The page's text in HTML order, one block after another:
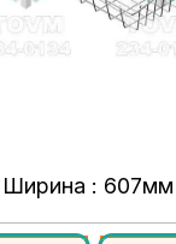
Ширина : 607мм